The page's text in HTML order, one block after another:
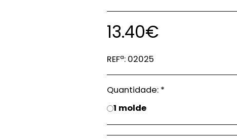
13.40€
REFª: 02025
Quantidade: *
1 molde